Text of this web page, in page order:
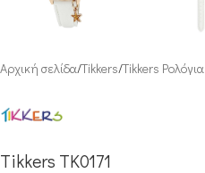
Αρχική σελίδα/Tikkers/Tikkers Ρολόγια
Tikkers TK0171